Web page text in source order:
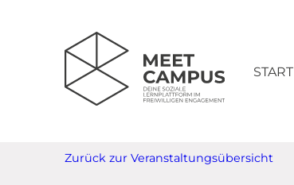
START
Zurück zur Veranstaltungsübersicht